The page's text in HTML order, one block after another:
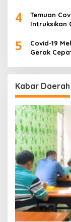
4
Temuan
Intruksikan
5
Covid-19
Gerak
Kabar Daerah